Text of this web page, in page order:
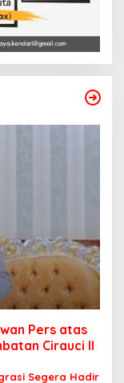
Pers atas
Cirauci II
Segera Hadir